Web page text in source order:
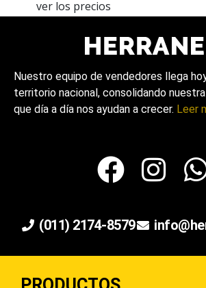
ver los precios
Nuestro equipo de vendedores llega
territorio nacional, consolidando
que día a día nos ayudan a crecer. Leer
(011) 2174-8579